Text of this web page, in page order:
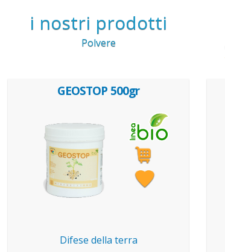
i nostri prodotti
Polvere
GEOSTOP 500gr
Difese della terra